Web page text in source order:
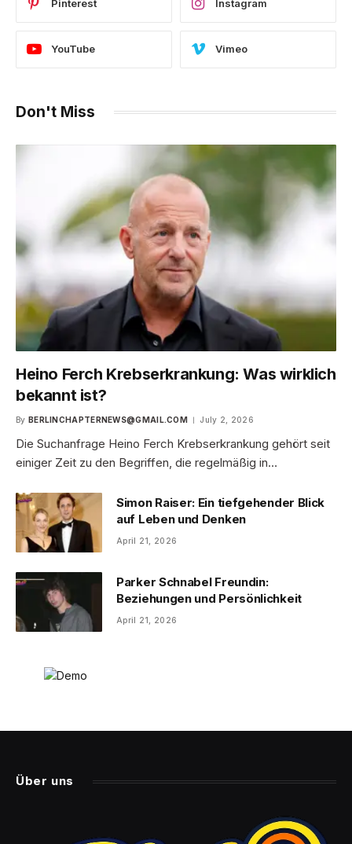
Pinterest Instagram
YouTube Vimeo
Don't Miss
Heino Ferch Krebserkrankung: Was wirklich
bekannt ist?
By BERLINCHAPTERNEWS@GMAIL.COM July 2, 2026
Die Suchanfrage Heino Ferch Krebserkrankung gehört seit
einiger Zeit zu den Begriffen, die regelmäßig in…
Simon Raiser: Ein tiefgehender Blick
auf Leben und Denken
April 21, 2026
Parker Schnabel Freundin:
Beziehungen und Persönlichkeit
April 21, 2026
Über uns